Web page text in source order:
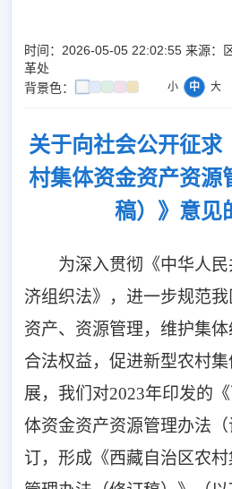
时间：2026-05-05 22:02:55 来源：
革处
背景色：
小 中 大
关于向社会公开征求
村集体资金资产资源
稿）》意见
为深入贯彻《中华人
济组织法》，进一步规范我
资产、资源管理，维护集
合法权益，促进新型农村
展，我们对2023年印发的
体资金资产资源管理办法
订，形成《西藏自治区农